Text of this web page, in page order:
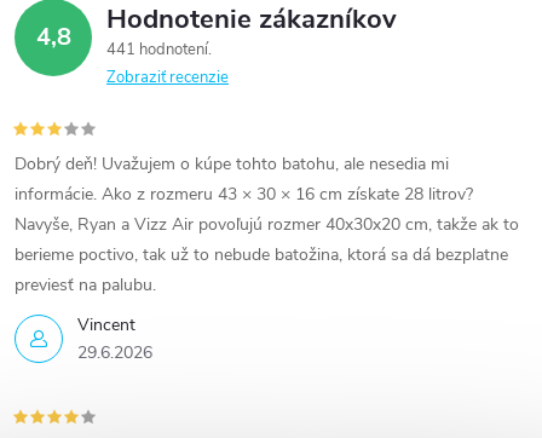
4,8 Hodnotenie zákazníkov
441 hodnotení
Zobraziť recenzie
Vincent
29.6.2026
Dobrý deň! Uvažujem o kúpe tohto batohu, ale nesedia mi
informácie. Ako z rozmeru 43 × 30 × 16 cm získate 28 litrov?
Navyše, Ryan a Vizz Air povoľujú rozmer 40x30x20 cm, takže ak to
berieme poctivo, tak už to nebude batožina, ktorá sa dá bezplatne
previesť na palubu.